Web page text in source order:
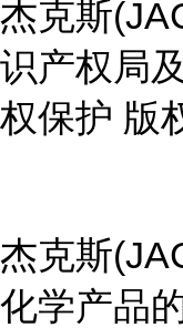
杰克斯
识产权局
权保护 版
杰克斯
化学产品